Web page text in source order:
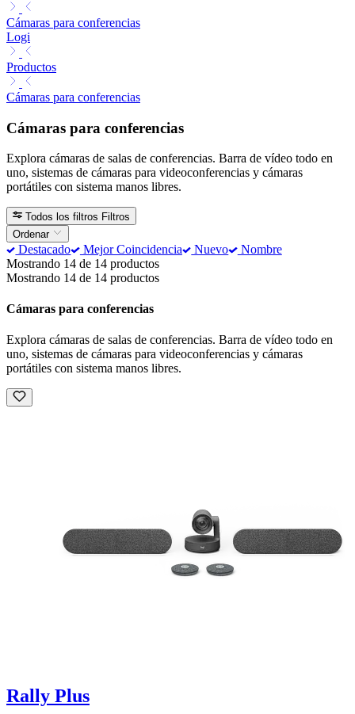
Cámaras para conferencias
Logi
Productos
Cámaras para conferencias
Cámaras para conferencias
Explora cámaras de salas de conferencias. Barra de vídeo todo en
uno, sistemas de cámaras para videoconferencias y cámaras
portátiles con sistema manos libres.
Todos los filtros Filtros
Ordenar
Destacado Mejor Coincidencia Nuevo
Nombre
Mostrando 14 de 14 productos
Mostrando 14 de 14 productos
Cámaras para conferencias
Explora cámaras de salas de conferencias. Barra de vídeo todo en
uno, sistemas de cámaras para videoconferencias y cámaras
portátiles con sistema manos libres.
Rally Plus